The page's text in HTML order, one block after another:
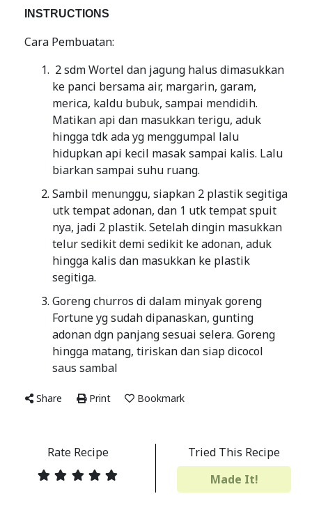
INSTRUCTIONS
Cara Pembuatan:
2 sdm Wortel dan jagung halus dimasukkan
ke panci bersama air, margarin, garam,
merica, kaldu bubuk, sampai mendidih.
Matikan api dan masukkan terigu, aduk
hingga tdk ada yg menggumpal lalu
hidupkan api kecil masak sampai kalis. Lalu
biarkan sampai suhu ruang.
Sambil menunggu, siapkan 2 plastik segitiga
utk tempat adonan, dan 1 utk tempat spuit
nya, jadi 2 plastik. Setelah dingin masukkan
telur sedikit demi sedikit ke adonan, aduk
hingga kalis dan masukkan ke plastik
segitiga.
Goreng churros di dalam minyak goreng
Fortune yg sudah dipanaskan, gunting
adonan dgn panjang sesuai selera. Goreng
hingga matang, tiriskan dan siap dicocol
saus sambal
Share Print Bookmark
Rate Recipe
Tried This Recipe
Made It!